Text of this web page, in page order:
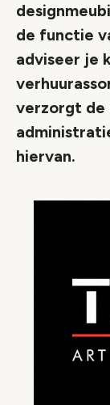
de functie
adviseer je
verzorgt de
hiervan.